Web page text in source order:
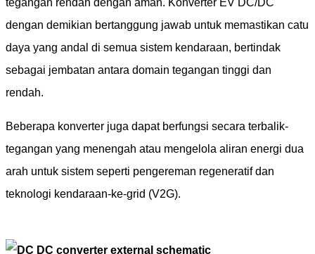
tegangan rendah dengan aman. Konverter EV DC/DC
dengan demikian bertanggung jawab untuk memastikan catu
daya yang andal di semua sistem kendaraan, bertindak
sebagai jembatan antara domain tegangan tinggi dan
rendah.
Beberapa konverter juga dapat berfungsi secara terbalik-
tegangan yang menengah atau mengelola aliran energi dua
arah untuk sistem seperti pengereman regeneratif dan
teknologi kendaraan-ke-grid (V2G).